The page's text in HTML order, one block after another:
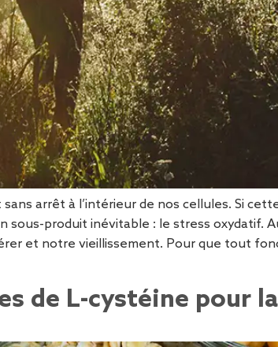
arrêt à l’intérieur de nos cellules. Si
sous-produit inévitable : le stress oxydatif.
et notre vieillissement. Pour que tout
de L-cystéine pour